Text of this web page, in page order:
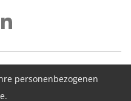
AGB
personenbezogenen